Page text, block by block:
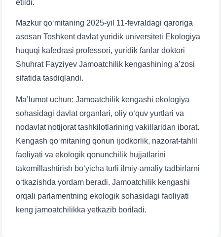
etildi.
Mazkur qo‘mitaning 2025-yil 11-fevraldagi qaroriga
asosan Toshkent davlat yuridik universiteti Ekologiya
huquqi kafedrasi professori, yuridik fanlar doktori
Shuhrat Fayziyev Jamoatchilik kengashining a’zosi
sifatida tasdiqlandi.
Ma’lumot uchun: Jamoatchilik kengashi ekologiya
sohasidagi davlat organlari, oliy o‘quv yurtlari va
nodavlat notijorat tashkilotlarining vakillaridan iborat.
Kengash qo‘mitaning qonun ijodkorlik, nazorat-tahlil
faoliyati va ekologik qonunchilik hujjatlarini
takomillashtirish bo‘yicha turli ilmiy-amaliy tadbirlarni
o‘tkazishda yordam beradi. Jamoatchilik kengashi
orqali parlamentning ekologik sohasidagi faoliyati
keng jamoatchilikka yetkazib boriladi.